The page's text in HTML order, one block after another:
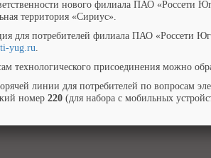
нового филиала ПАО «Россети
территория «Сириус».
для потребителей филиала ПАО «Россети
yug.ru.
технологического присоединения можно
линии для потребителей по вопросам
номер 220 (для набора с мобильных